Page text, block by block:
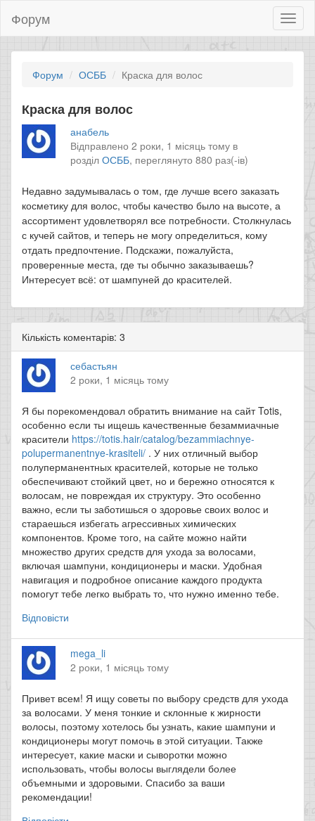
Форум
Форум ОСББ Краска для волос
Краска для волос
анабель
Відправлено 2 роки, 1 місяць тому в
розділОСББ, переглянуто 880 раз(-ів)
Недавно задумывалась о том, где лучше всего заказать
косметику для волос, чтобы качество было на высоте, а
ассортимент удовлетворял все потребности. Столкнулась
с кучей сайтов, и теперь не могу определиться, кому
отдать предпочтение. Подскажи, пожалуйста,
проверенные места, где ты обычно заказываешь?
Интересует всё: от шампуней до красителей.
Кількість коментарів: 3
себастьян
2 роки, 1 місяць тому
Я бы порекомендовал обратить внимание на сайт Totis,
особенно если ты ищешь качественные безаммиачные
красители https://totis.hair/catalog/bezammiachnye-
polupermanentnye-krasiteli/ . У них отличный выбор
полуперманентных красителей, которые не только
обеспечивают стойкий цвет, но и бережно относятся к
волосам, не повреждая их структуру. Это особенно
важно, если ты заботишься о здоровье своих волос и
стараешься избегать агрессивных химических
компонентов. Кроме того, на сайте можно найти
множество других средств для ухода за волосами,
включая шампуни, кондиционеры и маски. Удобная
навигация и подробное описание каждого продукта
помогут тебе легко выбрать то, что нужно именно тебе.
Відповісти
mega_li
2 роки, 1 місяць тому
Привет всем! Я ищу советы по выбору средств для ухода
за волосами. У меня тонкие и склонные к жирности
волосы, поэтому хотелось бы узнать, какие шампуни и
кондиционеры могут помочь в этой ситуации. Также
интересует, какие маски и сыворотки можно
использовать, чтобы волосы выглядели более
объемными и здоровыми. Спасибо за ваши
рекомендации!